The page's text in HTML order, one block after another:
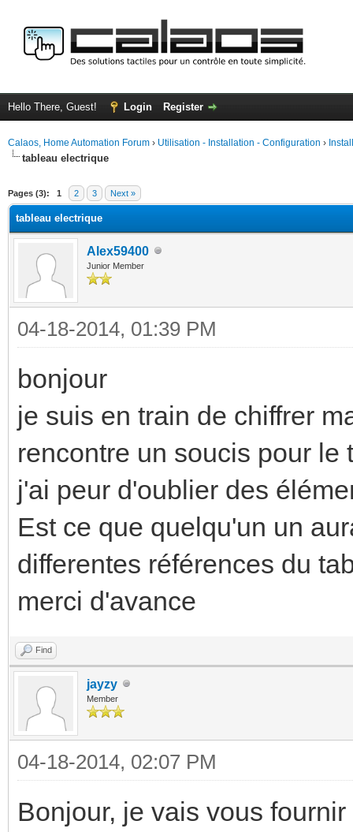
Hello There, Guest! Login Register
Calaos, Home Automation Forum › Utilisation - Installation - Configuration ›
tableau electrique
Pages (3): 1 2 3 Next »
tableau electrique
Alex59400
Junior Member
04-18-2014, 01:39 PM
bonjour
je suis en train de chiffrer
rencontre un soucis pour le
j'ai peur d'oublier des
Est ce que quelqu'un un
differentes références du
merci d'avance
Find
jayzy
Member
04-18-2014, 02:07 PM
Bonjour, je vais vous